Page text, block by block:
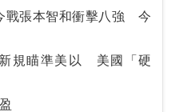
戰張本智和衝擊八強 今
規瞄準美以 美國「硬